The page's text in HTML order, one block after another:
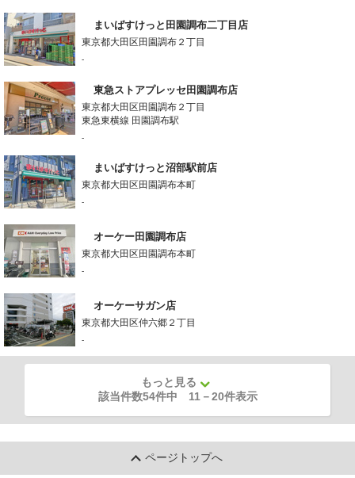
まいばすけっと田園調布二丁目店
東京都大田区田園調布２丁目
-
東急ストアプレッセ田園調布店
東京都大田区田園調布２丁目
東急東横線 田園調布駅
-
まいばすけっと沼部駅前店
東京都大田区田園調布本町
-
オーケー田園調布店
東京都大田区田園調布本町
-
オーケーサガン店
東京都大田区仲六郷２丁目
-
もっと見る
該当件数54件中 11 －20件表示
ページトップへ